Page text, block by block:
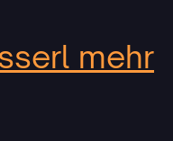
mehr